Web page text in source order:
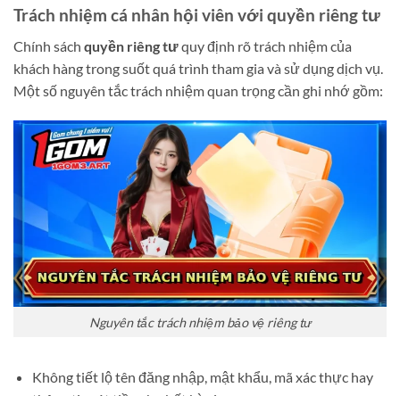
Trách nhiệm cá nhân hội viên với quyền riêng tư
Chính sách quyền riêng tưquy định rõ trách nhiệm của
khách hàng trong suốt quá trình tham gia và sử dụng dịch vụ.
Một số nguyên tắc trách nhiệm quan trọng cần ghi nhớ gồm:
Nguyên tắc trách nhiệm bảo vệ riêng tư
Không tiết lộ tên đăng nhập, mật khẩu, mã xác thực hay